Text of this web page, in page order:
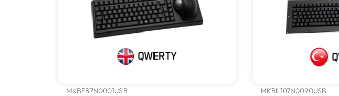
MKBE87N0001USB MKBL107N0090USB